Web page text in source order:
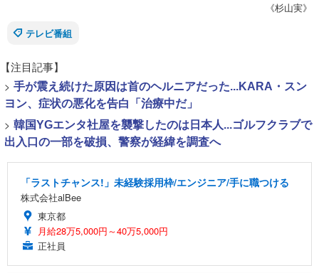
《杉山実》
テレビ番組
【注目記事】
> 手が震え続けた原因は首のヘルニアだった...KARA・スン
ヨン、症状の悪化を告白「治療中だ」
> 韓国YGエンタ社屋を襲撃したのは日本人...ゴルフクラブで
出入口の一部を破損、警察が経緯を調査へ
「ラストチャンス!」未経験採用枠/エンジニア/手に職つける
株式会社alBee
東京都
月給28万5,000円～40万5,000円
正社員